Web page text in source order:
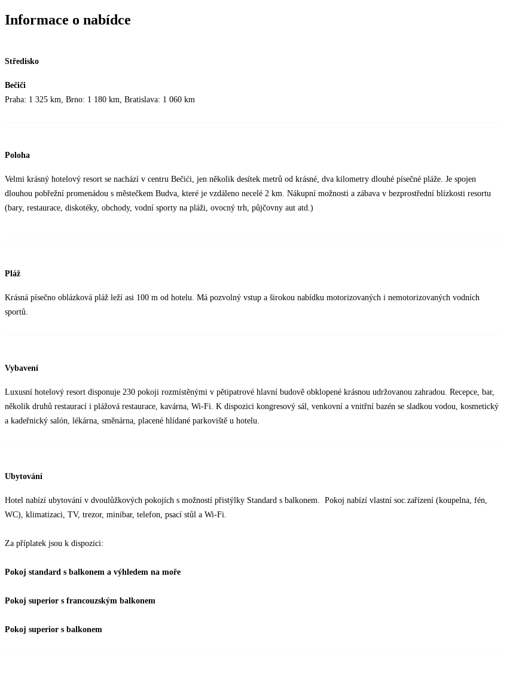
Informace o nabídce
Středisko
Bečiči
Praha: 1 325 km, Brno: 1 180 km, Bratislava: 1 060 km
Poloha
Velmi krásný hotelový resort se nachází v centru Bečići, jen několik desítek metrů od krásné, dva kilometry dlouhé písečné pláže. Je spojen
dlouhou pobřežní promenádou s městečkem Budva, které je vzdáleno necelé 2 km. Nákupní možnosti a zábava v bezprostřední blízkosti resortu
(bary, restaurace, diskotéky, obchody, vodní sporty na pláži, ovocný trh, půjčovny aut atd.)
Pláž
Krásná písečno oblázková pláž leží asi 100 m od hotelu. Má pozvolný vstup a širokou nabídku motorizovaných i nemotorizovaných vodních
sportů.
Vybavení
Luxusní hotelový resort disponuje 230 pokoji rozmístěnými v pětipatrové hlavní budově obklopené krásnou udržovanou zahradou. Recepce, bar,
několik druhů restaurací i plážová restaurace, kavárna, Wi-Fi. K dispozici kongresový sál, venkovní a vnitřní bazén se sladkou vodou, kosmetický
a kadeřnický salón, lékárna, směnárna, placené hlídané parkoviště u hotelu.
Ubytování
Hotel nabízí ubytování v dvoulůžkových pokojích s možností přistýlky Standard s balkonem. Pokoj nabízí vlastní soc.zařízení (koupelna, fén,
WC), klimatizaci, TV, trezor, minibar, telefon, psací stůl a Wi-Fi.
Za příplatek jsou k dispozici:
Pokoj standard s balkonem a výhledem na moře
Pokoj superior s francouzským balkonem
Pokoj superior s balkonem